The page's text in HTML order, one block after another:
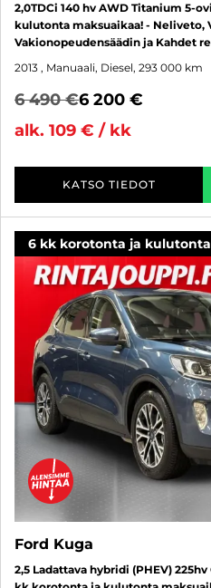
2,0TDCi 140 hv AWD Titanium 5-
kulutonta maksuaikaa! -
Vakionopeudensäädin ja Kahdet
2013 , Manuaali, Diesel, 293 000 km
6 490 €6 200 €
alk. 109 € / kk
KATSO TIEDOT
6 kk korotonta ja kulutonta
Ford Kuga
2,5 Ladattava hybridi (PHEV)